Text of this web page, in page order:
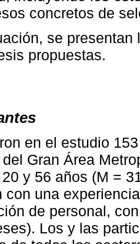
concretos de
se
propuestas.
en el estudio
Gran Área
y 56 años (M =
con una
de personal,
Los y las